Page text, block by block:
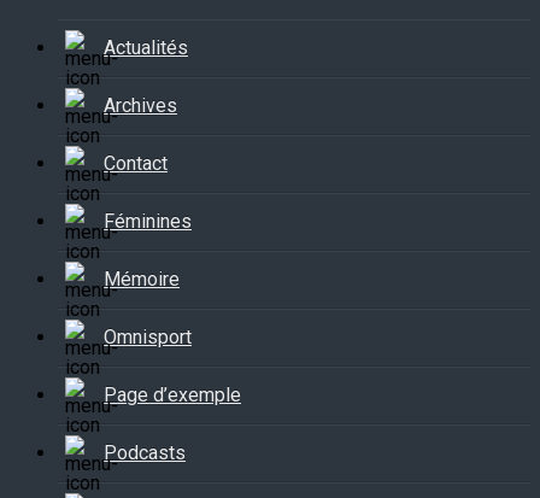
Actualités
Archives
Contact
Féminines
Mémoire
Omnisport
Page d’exemple
Podcasts